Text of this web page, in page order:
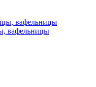
вафельницы